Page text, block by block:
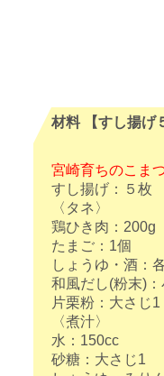
材料 【すし揚げ
宮崎育ちのこま
すし揚げ：５枚⠀
〈タネ〉⠀
鶏ひき肉：
たまご：1個⠀
しょうゆ・酒：
和風だし(粉末)：
片栗粉：大さじ1⠀
〈煮汁〉⠀
水：150cc⠀
砂糖：大さじ1⠀